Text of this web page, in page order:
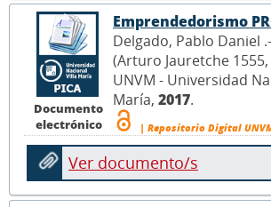
Documento
electrónico
Emprendedorismo
Delgado, Pablo Daniel
(Arturo Jauretche
UNVM - Universidad
María, 2017.
| Repositorio Digital
Ver documento/s